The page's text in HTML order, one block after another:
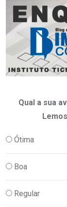
Qual a sua
Ótima
Boa
Regular